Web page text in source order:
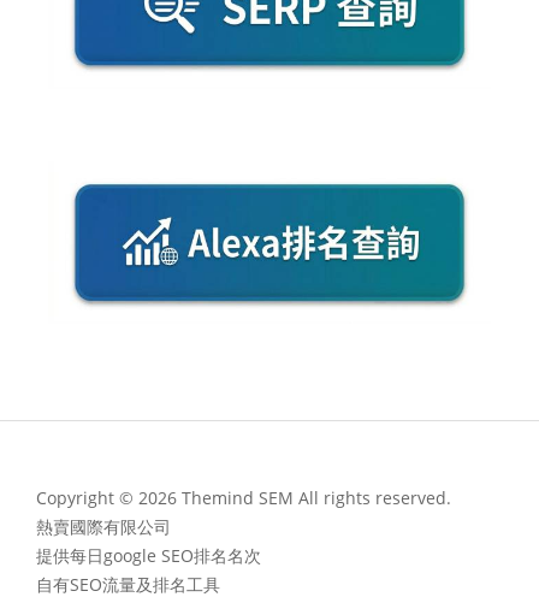
Copyright © 2026 Themind SEM All rights reserved.
熱賣國際有限公司
提供每日google SEO排名名次
自有SEO流量及排名工具